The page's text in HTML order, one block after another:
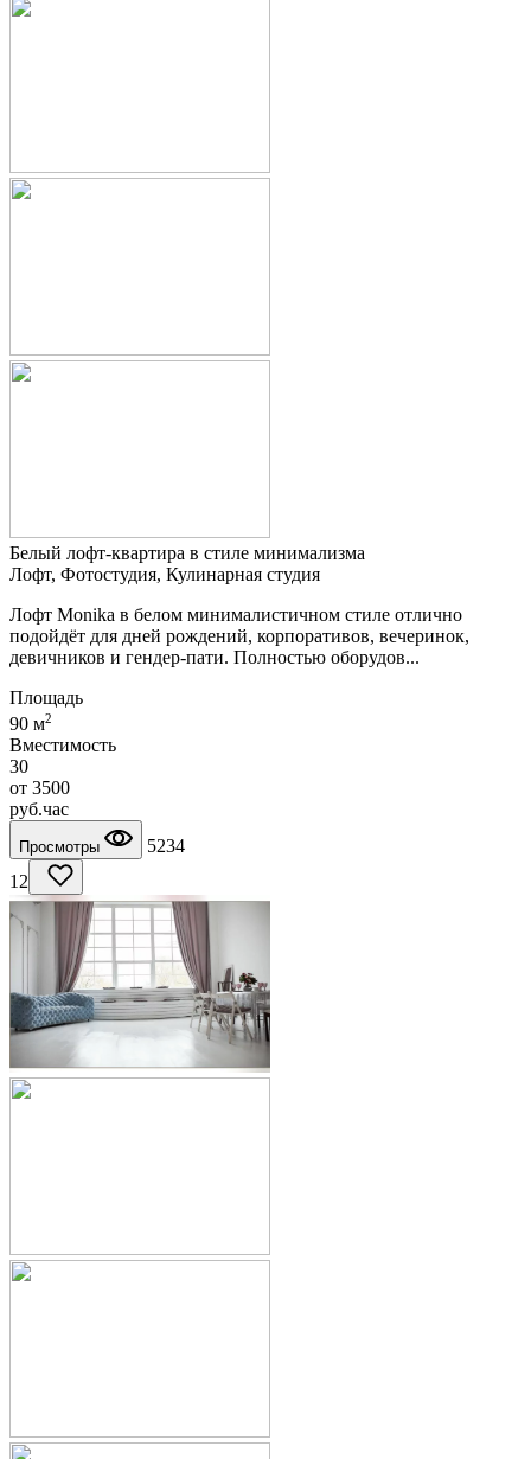
Белый лофт-квартира в стиле минимализма
Лофт, Фотостудия, Кулинарная студия
Лофт Monika в белом минималистичном стиле отлично
подойдёт для дней рождений, корпоративов, вечеринок,
девичников и гендер-пати. Полностью оборудов...
Площадь
90 м2
Вместимость
30
от 3500
руб.час
Просмотры
5234
12